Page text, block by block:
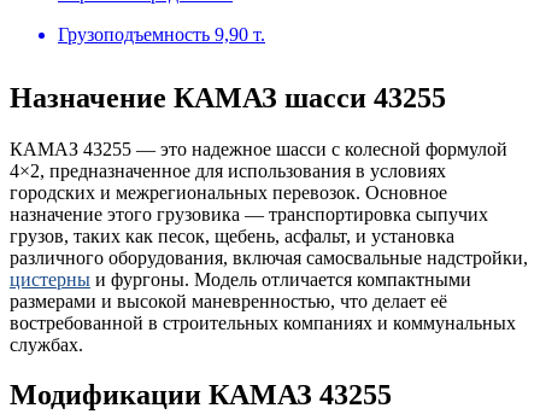
Грузоподъемность 9,90 т.
Назначение КАМАЗ шасси 43255
КАМАЗ 43255 — это надежное шасси с колесной формулой
4×2, предназначенное для использования в условиях
городских и межрегиональных перевозок. Основное
назначение этого грузовика — транспортировка сыпучих
грузов, таких как песок, щебень, асфальт, и установка
различного оборудования, включая самосвальные надстройки,
цистерны и фургоны. Модель отличается компактными
размерами и высокой маневренностью, что делает её
востребованной в строительных компаниях и коммунальных
службах.
Модификации КАМАЗ 43255